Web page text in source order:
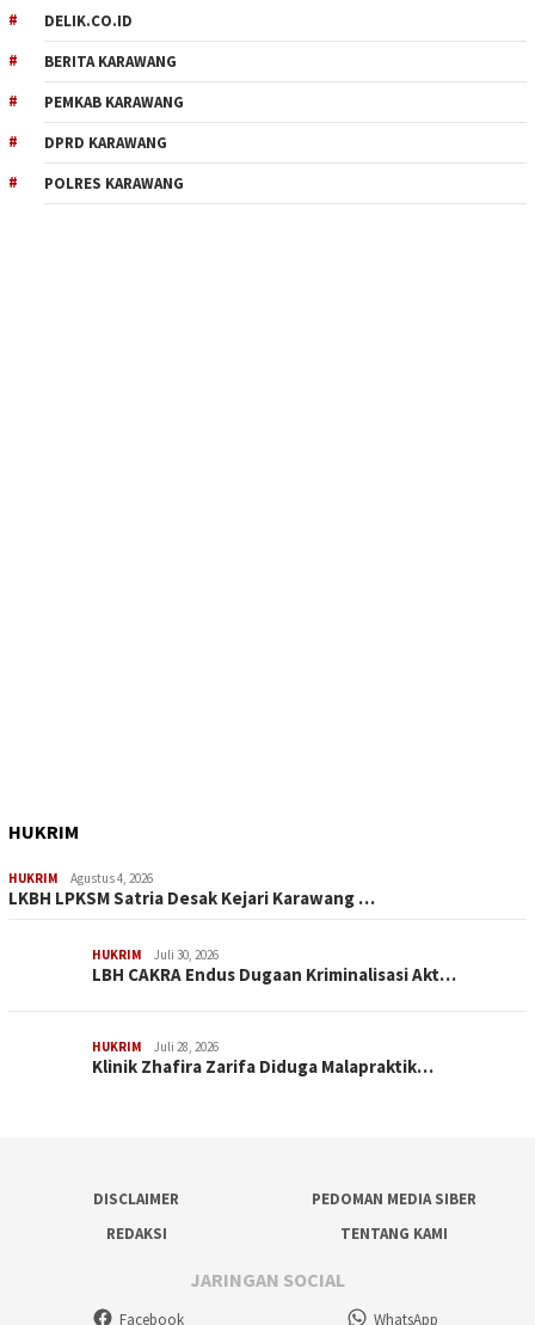
DELIK.CO.ID
BERITA KARAWANG
PEMKAB KARAWANG
DPRD KARAWANG
POLRES KARAWANG
HUKRIM
HUKRIM Agustus 4, 2026
LKBH LPKSM Satria Desak Kejari Karawang …
HUKRIM Juli 30, 2026
LBH CAKRA Endus Dugaan Kriminalisasi Akt…
HUKRIM Juli 28, 2026
Klinik Zhafira Zarifa Diduga Malapraktik…
DISCLAIMER
PEDOMAN MEDIA SIBER
REDAKSI
TENTANG KAMI
JARINGAN SOCIAL
Facebook WhatsApp